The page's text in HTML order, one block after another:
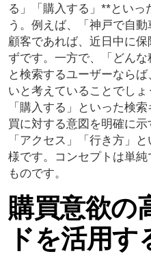
る」「購入する」**といっ
う。例えば、「神戸で自
顧客であれば、近日中に
ずです。一方で、「どんな
と検索するユーザーなら
いと考えていることでしょ
「購入する」といった検
買に対する意図を明確に
「アクセス」「行き方」
様です。コンセプトは単
ものです。
購買意欲の
ドを活用